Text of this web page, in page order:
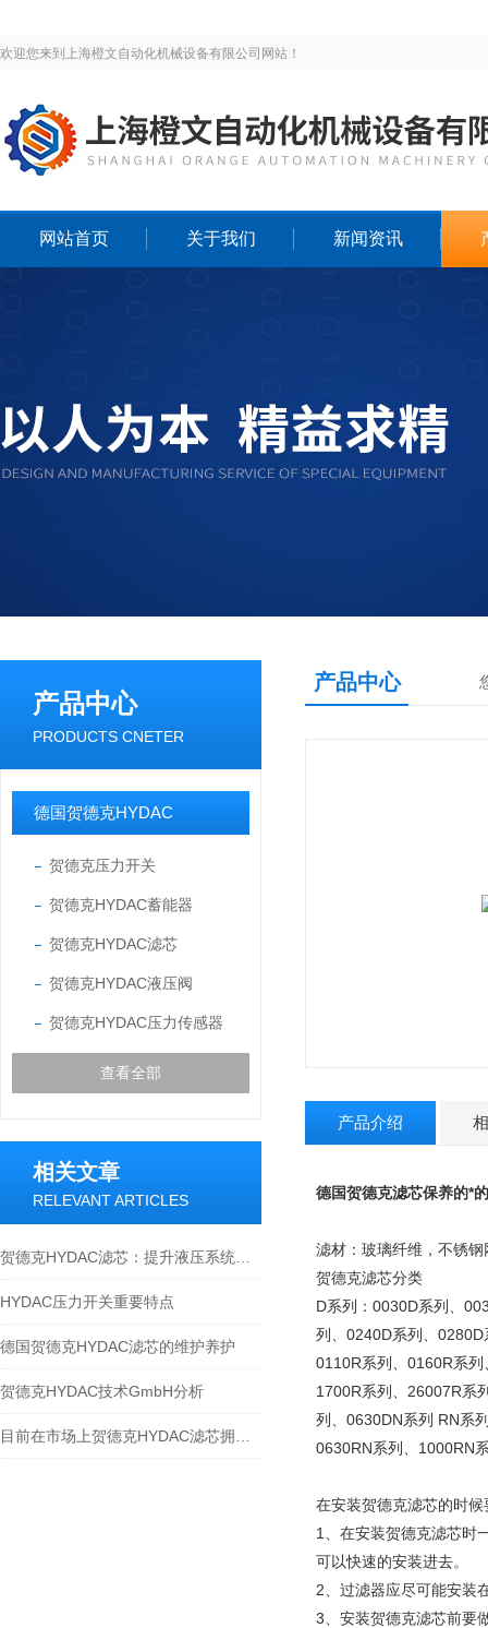
欢迎您来到上海橙文自动化机械设备有限公司网站！
网站首页 关于我们 新闻资讯
产品中心
PRODUCTS CNETER
德国贺德克HYDAC
贺德克压力开关
贺德克HYDAC蓄能器
贺德克HYDAC滤芯
贺德克HYDAC液压阀
贺德克HYDAC压力传感器
查看全部
相关文章
RELEVANT ARTICLES
HYDAC压力开关重要特点
德国贺德克HYDAC滤芯的维护养护
贺德克HYDAC技术GmbH分析
产品中心
产品介绍
德国贺德克滤芯保养的*
滤材：玻璃纤维，不锈
贺德克滤芯分类
D系列：0030D系列、
列、0240D系列、
0110R系列、0160R系
1700R系列、26007R系
列、0630DN系列 RN系
0630RN系列、1000RN
在安装贺德克滤芯的时
1、在安装贺德克滤芯时
可以快速的安装进去。
2、过滤器应尽可能安装
3、安装贺德克滤芯前要